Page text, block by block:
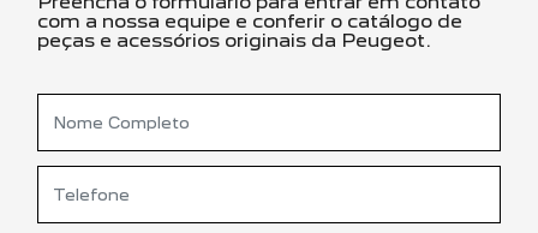
com a nossa equipe e conferir o catálogo de
peças e acessórios originais da Peugeot.